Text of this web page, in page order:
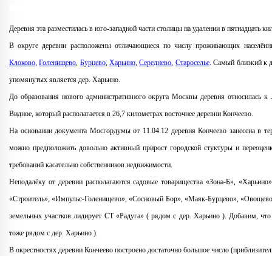
Деревня эта разместилась в юго-западной части столицы на удалении в пятнадцать
В округе деревни расположены отличающиеся по числу проживающих
Клоково,Голенищево, Бурцево,Харьино,Середнево, Староселье. Самый близкий к
упомянутых является дер. Харьино.
До образования нового административного округа Москвы деревня относилась
Видное, который располагается в 26,7 километрах восточнее деревни Кончеево.
На основании документа Мосгордумы от 11.04.12 деревня Кончеево занесена в
можно предположить довольно активный прирост городской стуктуры и
требований касательно собственников недвижимости.
Неподалёку от деревни располагаются садовые товарищества «Зона-Б»,
«Строитель», «Импульс-Голенищево», «Сосновый Бор», «Маяк-Бурцево»,
земельных участков лидирует СТ «Радуга» ( рядом с дер. Харьино ). Добавим,
тоже рядом с дер. Харьино ).
В окрестностях деревни Кончеево построено достаточно большое число